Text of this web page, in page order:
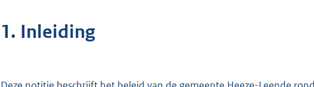
1. Inleiding